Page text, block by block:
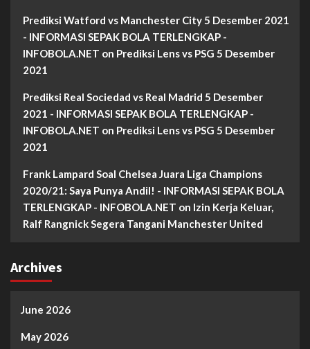
Prediksi Watford vs Manchester City 5 Desember 2021
- INFORMASI SEPAK BOLA TERLENGKAP -
INFOBOLA.NET on Prediksi Lens vs PSG 5 Desember
2021
Prediksi Real Sociedad vs Real Madrid 5 Desember
2021 - INFORMASI SEPAK BOLA TERLENGKAP -
INFOBOLA.NET on Prediksi Lens vs PSG 5 Desember
2021
Frank Lampard Soal Chelsea Juara Liga Champions
2020/21: Saya Punya Andil! - INFORMASI SEPAK BOLA
TERLENGKAP - INFOBOLA.NET on Izin Kerja Keluar,
Ralf Rangnick Segera Tangani Manchester United
Archives
June 2026
May 2026